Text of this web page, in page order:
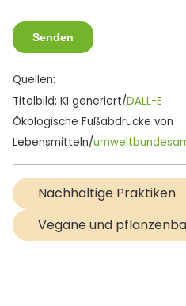
Quellen:
Titelbild: KI generiert/DALL-E
Ökologische Fußabdrücke von
Lebensmitteln/
Nachhaltige Praktiken
Vegane und